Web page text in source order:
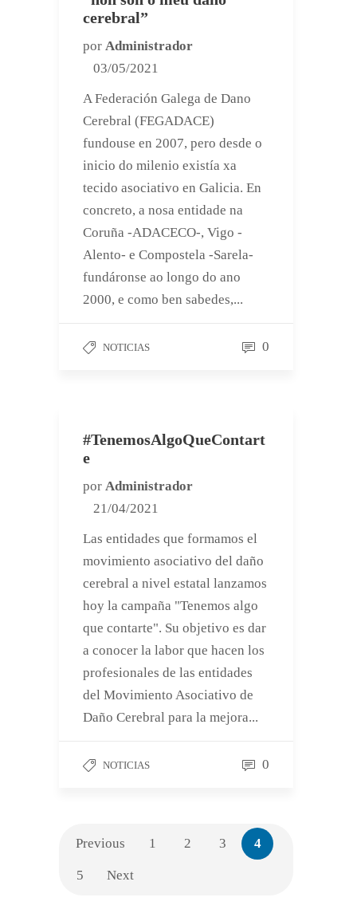
cerebral”
por Administrador
03/05/2021
A Federación Galega de Dano
Cerebral (FEGADACE)
fundouse en 2007, pero desde o
inicio do milenio existía xa
tecido asociativo en Galicia. En
concreto, a nosa entidade na
Coruña -ADACECO-, Vigo -
Alento- e Compostela -Sarela-
fundáronse ao longo do ano
2000, e como ben sabedes,...
NOTICIAS 0
#TenemosAlgoQueContart
e
por Administrador
21/04/2021
Las entidades que formamos el
movimiento asociativo del daño
cerebral a nivel estatal lanzamos
hoy la campaña "Tenemos algo
que contarte". Su objetivo es dar
a conocer la labor que hacen los
profesionales de las entidades
del Movimiento Asociativo de
Daño Cerebral para la mejora...
NOTICIAS 0
Previous 1 2 3 4
5 Next